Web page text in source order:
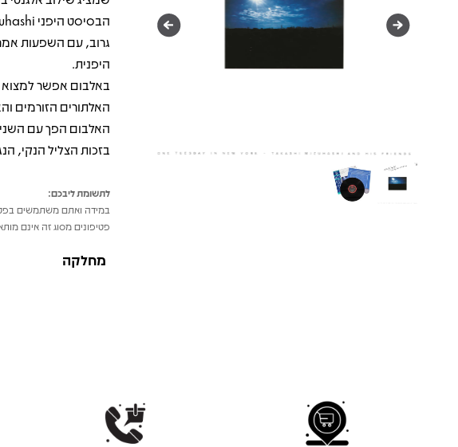
גרוב, עם השפעות
היפנית.
באלבום אפשר למצוא
האלתורים הזורמים
בזכות הצליל הנקי,
לתשומת ליבכם:
במידה ואתם משתמשים
פטיפונים מסוג זה אינם
מחלקה